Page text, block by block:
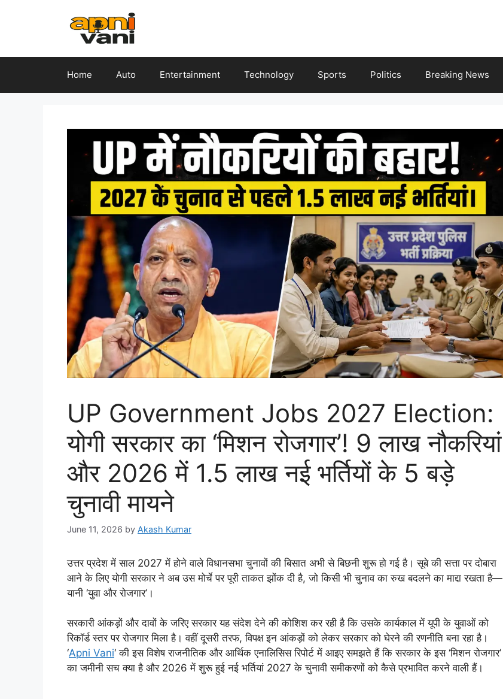
Home Auto Entertainment Technology Sports Politics Breaking News
UP Government Jobs 2027 Election:
योगी सरकार का ‘मिशन रोजगार’! 9 लाख नौकरियां
और 2026 में 1.5 लाख नई भर्तियों के 5 बड़े
चुनावी मायने
June 11, 2026 by Akash Kumar
उत्तर प्रदेश में साल 2027 में होने वाले विधानसभा चुनावों की बिसात अभी से बिछनी शुरू हो गई है। सूबे की सत्ता पर दोबारा
आने के लिए योगी सरकार ने अब उस मोर्चे पर पूरी ताकत झोंक दी है, जो किसी भी चुनाव का रुख बदलने का माद्दा रखता है—
यानी ‘युवा और रोजगार’।
सरकारी आंकड़ों और दावों के जरिए सरकार यह संदेश देने की कोशिश कर रही है कि उसके कार्यकाल में यूपी के युवाओं को
रिकॉर्ड स्तर पर रोजगार मिला है। वहीं दूसरी तरफ, विपक्ष इन आंकड़ों को लेकर सरकार को घेरने की रणनीति बना रहा है।
‘Apni Vani‘ की इस विशेष राजनीतिक और आर्थिक एनालिसिस रिपोर्ट में आइए समझते हैं कि सरकार के इस ‘मिशन रोजगार’
का जमीनी सच क्या है और 2026 में शुरू हुई नई भर्तियां 2027 के चुनावी समीकरणों को कैसे प्रभावित करने वाली हैं।